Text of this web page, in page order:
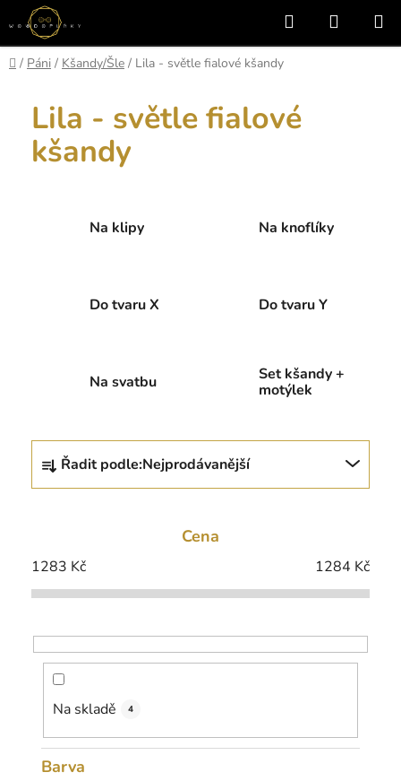
Přejít
na
obsah
Hledat
KOŠÍK
Domů
/ Páni / Kšandy/Šle / Lila - světle fialové kšandy
Lila - světle fialové
kšandy
Na klipy Na knoflíky
Do tvaru X Do tvaru Y
Na svatbu
Set kšandy +
motýlek
Ř
z
í
p
o
d
ů
Řadit podle:Nejprodávanější
Cena
1283 Kč 1284 Kč
Na skladě 4
Barva